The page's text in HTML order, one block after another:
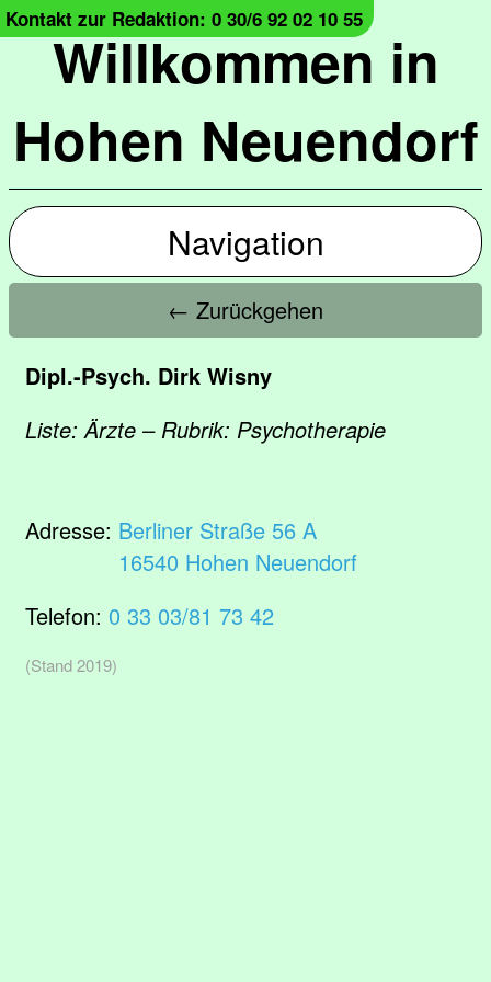
Willkommen in
Hohen Neuendorf
Kontakt zur Redaktion: 0 30/6 92 02 10 55
Navigation
← Zurückgehen
Dipl.-Psych. Dirk Wisny
Liste: Ärzte – Rubrik: Psychotherapie
Adresse: Berliner Straße 56 A
16540 Hohen Neuendorf
Telefon: 0 33 03/81 73 42
(Stand 2019)